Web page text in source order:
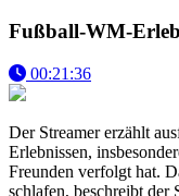
Fußball-WM-
00:21:36
Der Streamer erzählt
Erlebnissen,
Freunden verfolgt hat.
schlafen, beschreibt der